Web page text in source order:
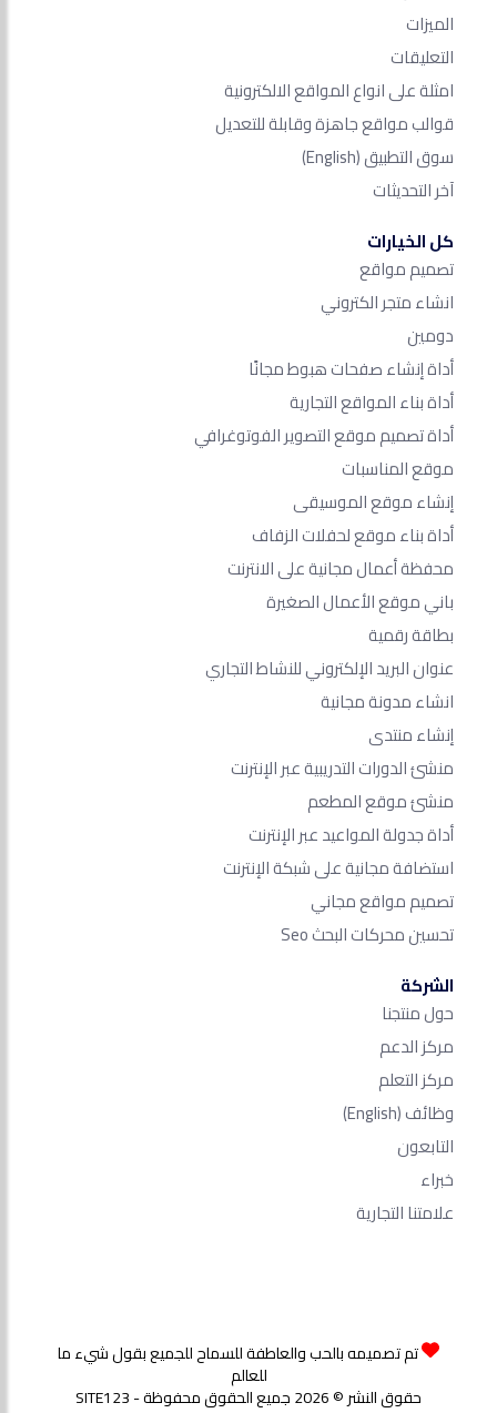
الميزات
التعليقات
امثلة على انواع المواقع الالكترونية
قوالب مواقع جاهزة وقابلة للتعديل
سوق التطبيق(English)
آخر التحديثات
كل الخيارات
تصميم مواقع
انشاء متجر الكتروني
دومين
أداة إنشاء صفحات هبوط مجانًا
أداة بناء المواقع التجارية
أداة تصميم موقع التصوير الفوتوغرافي
موقع المناسبات
إنشاء موقع الموسيقى
أداة بناء موقع لحفلات الزفاف
محفظة أعمال مجانية على الانترنت
باني موقع الأعمال الصغيرة
بطاقة رقمية
عنوان البريد الإلكتروني للنشاط التجاري
انشاء مدونة مجانية
إنشاء منتدى
منشئ الدورات التدريبية عبر الإنترنت
منشئ موقع المطعم
أداة جدولة المواعيد عبر الإنترنت
استضافة مجانية على شبكة الإنترنت
تصميم مواقع مجاني
تحسين محركات البحث Seo​
الشركة
حول منتجنا
مركز الدعم
مركز التعلم
وظائف(English)
التابعون
خبراء
علامتنا التجارية
تم تصميمه بالحب والعاطفة للسماح للجميع بقول شيء ما
للعالم
حقوق النشر © 2026 جميع الحقوق محفوظة - SITE123